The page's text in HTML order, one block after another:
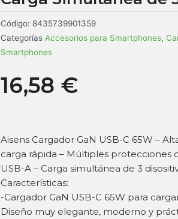
Código: 8435739901359
Categorías Accesorios para Smartphones,
Smartphones
16,58 €
Aisens Cargador GaN USB-C 65W –
carga rápida – Múltiples protecciones
USB-A – Carga simultánea de 3
Características:
-Cargador GaN USB-C 65W para
Diseño muy elegante, moderno y